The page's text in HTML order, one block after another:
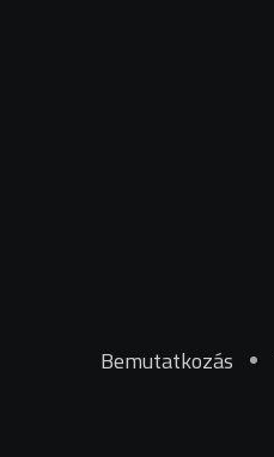
Bemutatkozás